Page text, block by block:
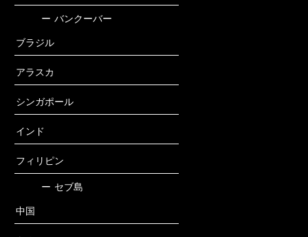
ー バンクーバー
ブラジル
アラスカ
シンガポール
インド
フィリピン
ー セブ島
中国